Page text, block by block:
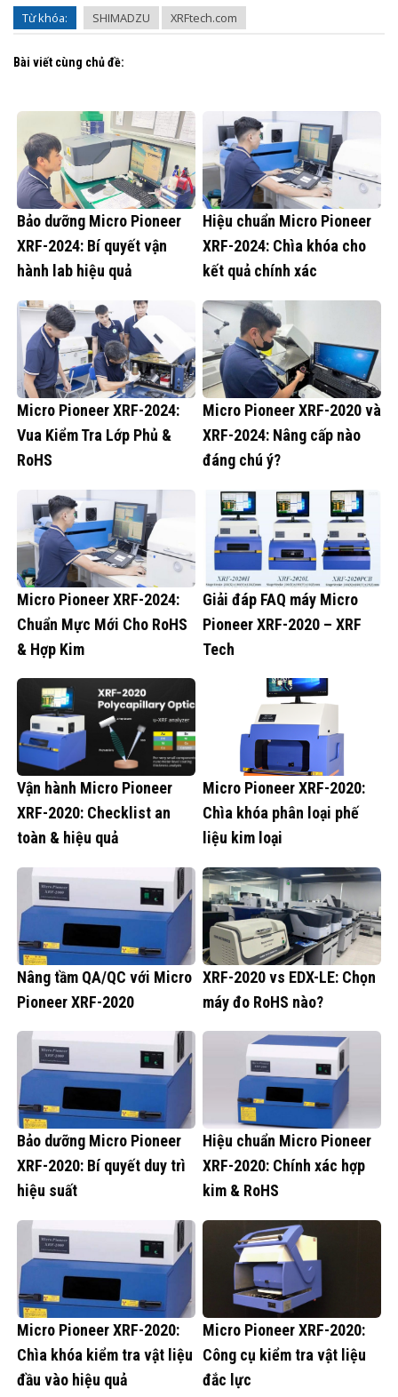
Từ khóa:
SHIMADZU XRFtech.com
Bài viết cùng chủ đề:
Bảo dưỡng Micro Pioneer
XRF-2024: Bí quyết vận
hành lab hiệu quả
Hiệu chuẩn Micro Pioneer
XRF-2024: Chìa khóa cho
kết quả chính xác
Micro Pioneer XRF-2024:
Vua Kiểm Tra Lớp Phủ &
RoHS
Micro Pioneer XRF-2020 và
XRF-2024: Nâng cấp nào
đáng chú ý?
Micro Pioneer XRF-2024:
Chuẩn Mực Mới Cho RoHS
& Hợp Kim
Giải đáp FAQ máy Micro
Pioneer XRF-2020 – XRF
Tech
Vận hành Micro Pioneer
XRF-2020: Checklist an
toàn & hiệu quả
Micro Pioneer XRF-2020:
Chìa khóa phân loại phế
liệu kim loại
Nâng tầm QA/QC với Micro
Pioneer XRF-2020
XRF-2020 vs EDX-LE: Chọn
máy đo RoHS nào?
Bảo dưỡng Micro Pioneer
XRF-2020: Bí quyết duy trì
hiệu suất
Hiệu chuẩn Micro Pioneer
XRF-2020: Chính xác hợp
kim & RoHS
Micro Pioneer XRF-2020:
Chìa khóa kiểm tra vật liệu
đầu vào hiệu quả
Micro Pioneer XRF-2020:
Công cụ kiểm tra vật liệu
đắc lực